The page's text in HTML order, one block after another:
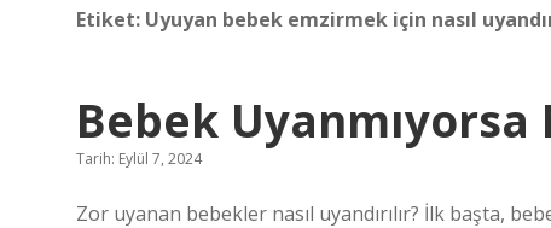
Etiket: Uyuyan bebek emzirmek için nasıl
Bebek Uyanmıyorsa
Tarih: Eylül 7, 2024
Zor uyanan bebekler nasıl uyandırılır? İlk başta,